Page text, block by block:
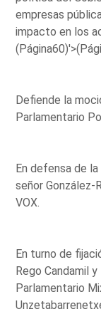
empresas
impacto en los
Defiende la
Parlamentario
En defensa de
señor
VOX.
En turno de
Rego Candamil
Parlamentario